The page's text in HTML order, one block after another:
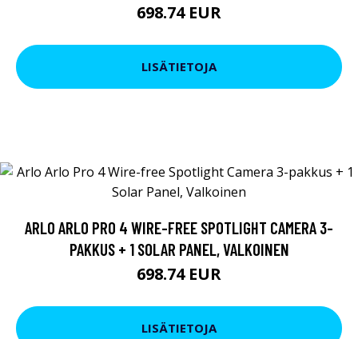
698.74 EUR
LISÄTIETOJA
ARLO ARLO PRO 4 WIRE-FREE SPOTLIGHT CAMERA 3-
PAKKUS + 1 SOLAR PANEL, VALKOINEN
698.74 EUR
LISÄTIETOJA